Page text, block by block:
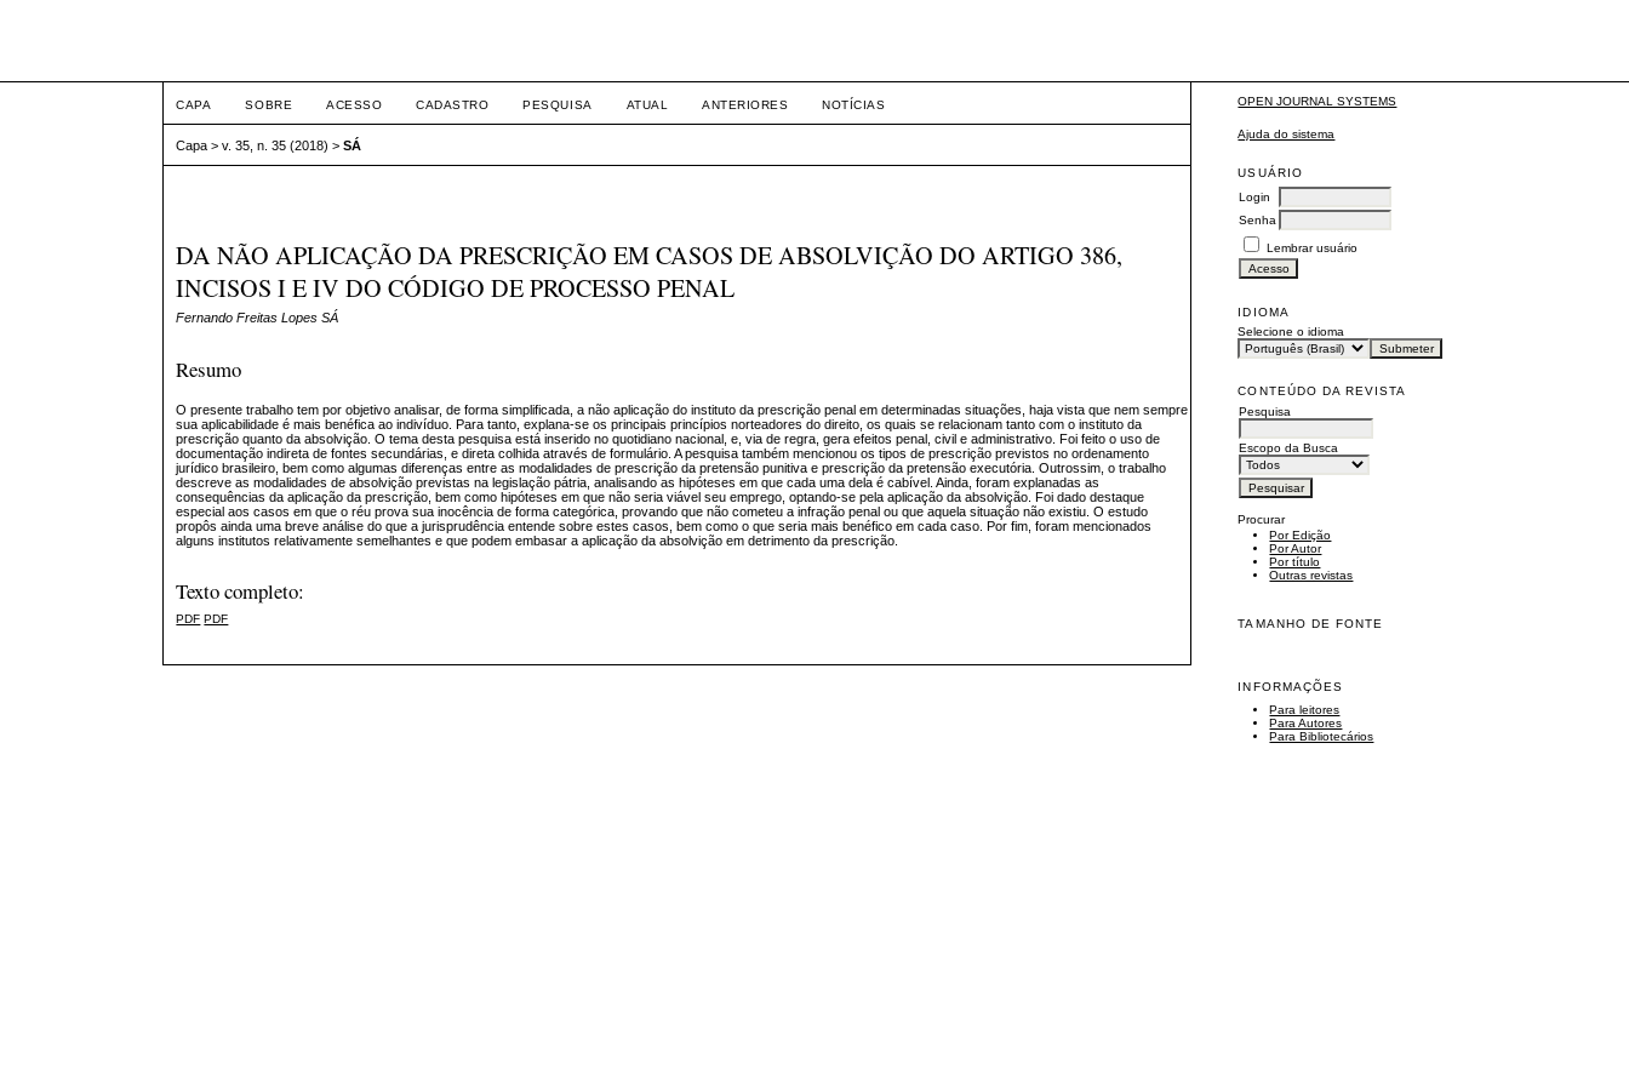
OPEN JOURNAL SYSTEMS
Ajuda do sistema
USUÁRIO
Login
Senha
Lembrar usuário
IDIOMA
Selecione o idioma
CONTEÚDO DA REVISTA
Pesquisa
Escopo da Busca
Procurar
Por Edição
Por Autor
Por título
Outras revistas
TAMANHO DE FONTE
INFORMAÇÕES
Para leitores
Para Autores
Para Bibliotecários
CAPA SOBRE ACESSO CADASTRO PESQUISA ATUAL ANTERIORES NOTÍCIAS
Capa >v. 35, n. 35 (2018) >SÁ
DA NÃO APLICAÇÃO DA PRESCRIÇÃO EM CASOS DE ABSOLVIÇÃO DO ARTIGO 386,
INCISOS I E IV DO CÓDIGO DE PROCESSO PENAL
Fernando Freitas Lopes SÁ
Resumo
O presente trabalho tem por objetivo analisar, de forma simplificada, a não aplicação do instituto da prescrição penal em determinadas situações, haja vista que nem sempre
sua aplicabilidade é mais benéfica ao indivíduo. Para tanto, explana-se os principais princípios norteadores do direito, os quais se relacionam tanto com o instituto da
prescrição quanto da absolvição. O tema desta pesquisa está inserido no quotidiano nacional, e, via de regra, gera efeitos penal, civil e administrativo. Foi feito o uso de
documentação indireta de fontes secundárias, e direta colhida através de formulário. A pesquisa também mencionou os tipos de prescrição previstos no ordenamento
jurídico brasileiro, bem como algumas diferenças entre as modalidades de prescrição da pretensão punitiva e prescrição da pretensão executória. Outrossim, o trabalho
descreve as modalidades de absolvição previstas na legislação pátria, analisando as hipóteses em que cada uma dela é cabível. Ainda, foram explanadas as
consequências da aplicação da prescrição, bem como hipóteses em que não seria viável seu emprego, optando-se pela aplicação da absolvição. Foi dado destaque
especial aos casos em que o réu prova sua inocência de forma categórica, provando que não cometeu a infração penal ou que aquela situação não existiu. O estudo
propôs ainda uma breve análise do que a jurisprudência entende sobre estes casos, bem como o que seria mais benéfico em cada caso. Por fim, foram mencionados
alguns institutos relativamente semelhantes e que podem embasar a aplicação da absolvição em detrimento da prescrição.
Texto completo:
PDF PDF